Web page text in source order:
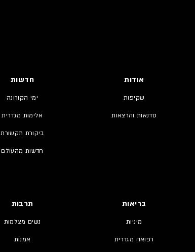
אודות
שקיפות
סדנאות והרצאות
חדשות
ימי הקורונה
אלימות מגדרית
ביקורת תקשורת
חדשות מהעולם
בריאות
מיניות
רפואה מגדרית
תרבות
נשים מצלמות
אמנות